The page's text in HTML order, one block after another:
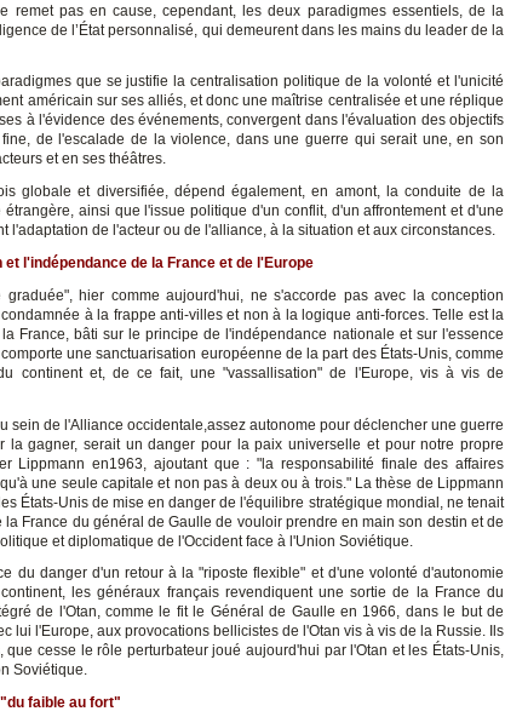
remet pas en cause, cependant, les deux paradigmes essentiels, de la
de l’État personnalisé, qui demeurent dans les mains du leader de la
que se justifie la centralisation politique de la volonté et l'unicité
américain sur ses alliés, et donc une maîtrise centralisée et une réplique
à l'évidence des événements, convergent dans l'évaluation des objectifs
de l'escalade de la violence, dans une guerre qui serait une, en son
et en ses théâtres.
globale et diversifiée, dépend également, en amont, la conduite de la
ainsi que l'issue politique d'un conflit, d'un affrontement et d'une
l'adaptation de l'acteur ou de l'alliance, à la situation et aux circonstances.
l'indépendance de la France et de l'Europe
hier comme aujourd'hui, ne s'accorde pas avec la conception
à la frappe anti-villes et non à la logique anti-forces. Telle est la
France, bâti sur le principe de l'indépendance nationale et sur l'essence
une sanctuarisation européenne de la part des États-Unis, comme
continent et, de ce fait, une "vassallisation" de l'Europe, vis à vis de
sein de l'Alliance occidentale,assez autonome pour déclencher une guerre
la gagner, serait un danger pour la paix universelle et pour notre propre
Lippmann en1963, ajoutant que : "la responsabilité finale des affaires
une seule capitale et non pas à deux ou à trois." La thèse de Lippmann
États-Unis de mise en danger de l'équilibre stratégique mondial, ne tenait
France du général de Gaulle de vouloir prendre en main son destin et de
et diplomatique de l'Occident face à l'Union Soviétique.
du danger d'un retour à la "riposte flexible" et d'une volonté d'autonomie
les généraux français revendiquent une sortie de la France du
de l'Otan, comme le fit le Général de Gaulle en 1966, dans le but de
lui l'Europe, aux provocations bellicistes de l'Otan vis à vis de la Russie. Ils
que cesse le rôle perturbateur joué aujourd'hui par l'Otan et les États-Unis,
Soviétique.
faible au fort"